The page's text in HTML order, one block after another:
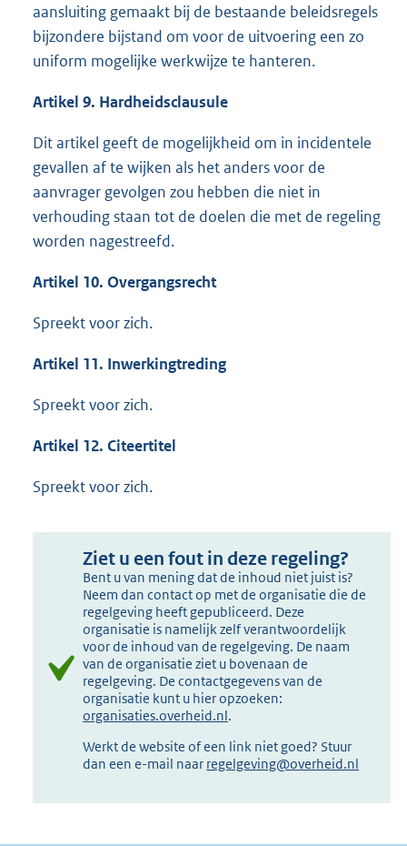
aansluiting gemaakt bij de bestaande beleidsregels
bijzondere bijstand om voor de uitvoering een zo
uniform mogelijke werkwijze te hanteren.
Artikel 9. Hardheidsclausule
Dit artikel geeft de mogelijkheid om in incidentele
gevallen af te wijken als het anders voor de
aanvrager gevolgen zou hebben die niet in
verhouding staan tot de doelen die met de regeling
worden nagestreefd.
Artikel 10. Overgangsrecht
Spreekt voor zich.
Artikel 11. Inwerkingtreding
Spreekt voor zich.
Artikel 12. Citeertitel
Spreekt voor zich.
Ziet u een fout in deze regeling?
Bent u van mening dat de inhoud niet juist is?
Neem dan contact op met de organisatie die de
regelgeving heeft gepubliceerd. Deze
organisatie is namelijk zelf verantwoordelijk
voor de inhoud van de regelgeving. De naam
van de organisatie ziet u bovenaan de
regelgeving. De contactgegevens van de
organisatie kunt u hier opzoeken:
organisaties.overheid.nl.
Werkt de website of een link niet goed? Stuur
dan een e-mail naar regelgeving@overheid.nl